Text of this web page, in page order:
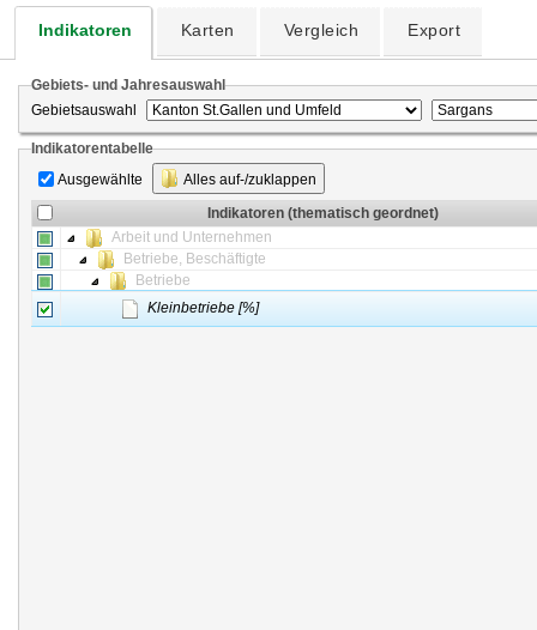
Indikatoren Karten Vergleich Export
Gebiets- und Jahresauswahl
Gebietsauswahl
Indikatorentabelle
Ausgewählte
Alles auf-/zuklappen
Indikatoren (thematisch geordnet)
Arbeit und Unternehmen
Betriebe, Beschäftigte
Betriebe
Kleinbetriebe [%]